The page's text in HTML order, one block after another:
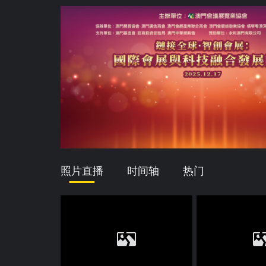
照片直播 时间轴 热门